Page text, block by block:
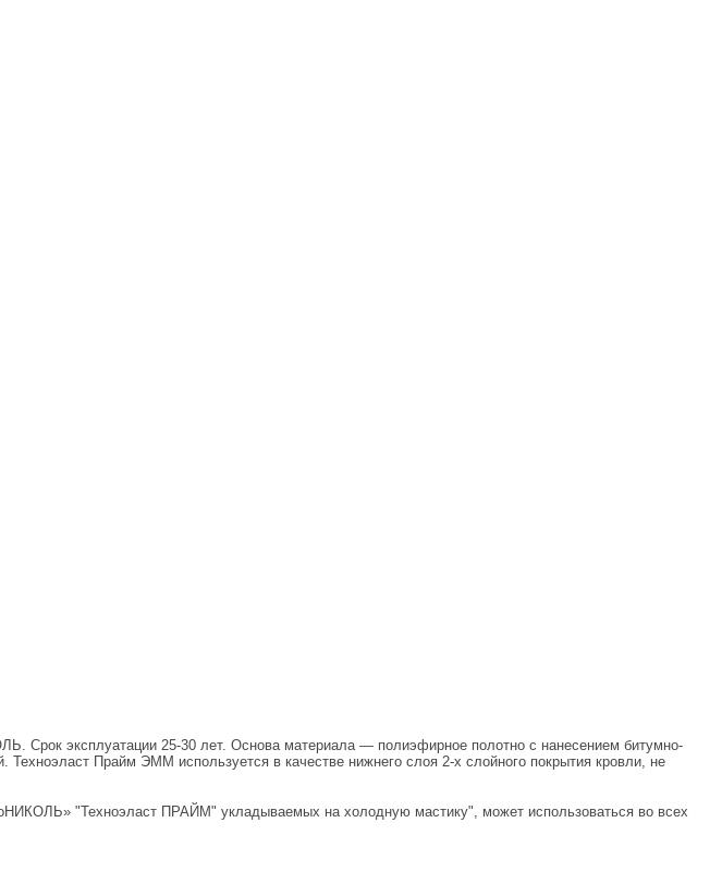
эксплуатации 25-30 лет. Основа материала — полиэфирное полотно с нанесением битумно-
Прайм ЭММ используется в качестве нижнего слоя 2-х слойного покрытия кровли, не
"Техноэласт ПРАЙМ" укладываемых на холодную мастику", может использоваться во всех